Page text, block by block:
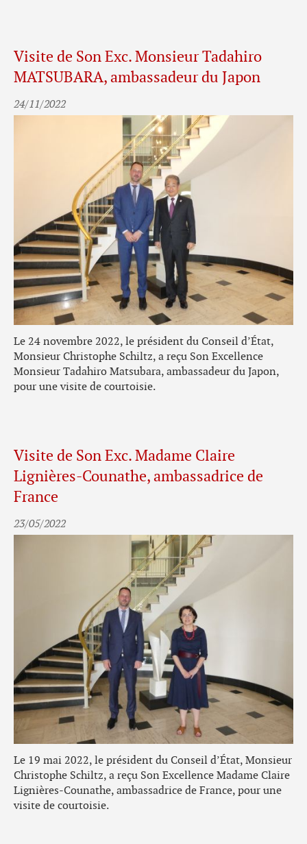
Visite de Son Exc. Monsieur Tadahiro
MATSUBARA, ambassadeur du Japon
24/11/2022
Le 24 novembre 2022, le président du Conseil d’État,
Monsieur Christophe Schiltz, a reçu Son Excellence
Monsieur Tadahiro Matsubara, ambassadeur du Japon,
pour une visite de courtoisie.
Visite de Son Exc. Madame Claire
Lignières-Counathe, ambassadrice de
France
23/05/2022
Le 19 mai 2022, le président du Conseil d’État, Monsieur
Christophe Schiltz, a reçu Son Excellence Madame Claire
Lignières-Counathe, ambassadrice de France, pour une
visite de courtoisie.